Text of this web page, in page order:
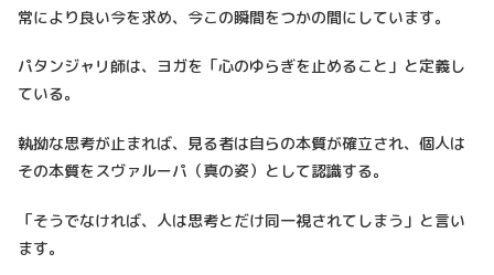
常により良い今を求め、今この瞬間をつかの間にしています。
パタンジャリ師は、ヨガを「心のゆらぎを止めること」と定義し
ている。
執拗な思考が止まれば、見る者は自らの本質が確立され、個人は
その本質をスヴァルーパ（真の姿）として認識する。
「そうでなければ、人は思考とだけ同一視されてしまう」と言い
ます。